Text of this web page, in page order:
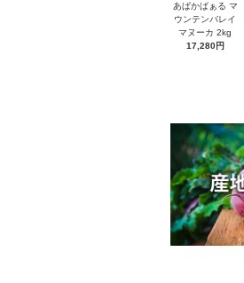
あぱかばぁる マ
ウンテンバレイ
マヌーカ 2kg
17,280円